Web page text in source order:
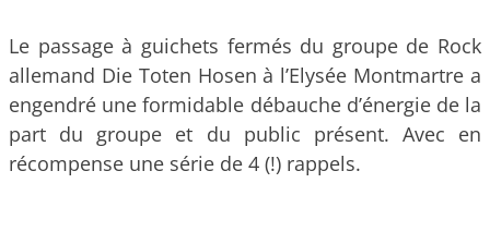
Le passage à guichets fermés du groupe de Rock
allemand Die Toten Hosen à l’Elysée Montmartre a
engendré une formidable débauche d’énergie de la
part du groupe et du public présent. Avec en
récompense une série de 4 (!) rappels.